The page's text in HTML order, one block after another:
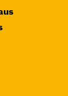
Johan